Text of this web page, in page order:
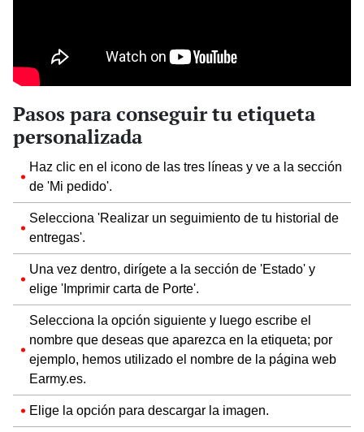
Pasos para conseguir tu etiqueta
personalizada
Haz clic en el icono de las tres líneas y ve a la sección
de 'Mi pedido'.
Selecciona 'Realizar un seguimiento de tu historial de
entregas'.
Una vez dentro, dirígete a la sección de 'Estado' y
elige 'Imprimir carta de Porte'.
Selecciona la opción siguiente y luego escribe el
nombre que deseas que aparezca en la etiqueta; por
ejemplo, hemos utilizado el nombre de la página web
Earmy.es.
Elige la opción para descargar la imagen.